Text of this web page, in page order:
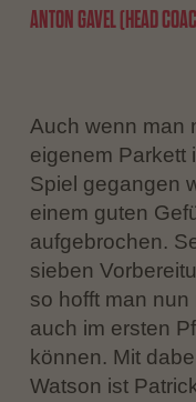
ANTON GAVEL (HEAD
Auch wenn man
eigenem Parkett
Spiel gegangen
einem guten
aufgebrochen.
sieben
so hofft man nun
auch im ersten
können. Mit
Watson ist